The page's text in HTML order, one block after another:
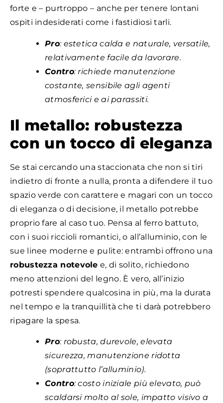
forte e – purtroppo – anche per tenere lontani
ospiti indesiderati come i fastidiosi tarli.
Pro: estetica calda e naturale, versatile,
relativamente facile da lavorare.
Contro: richiede manutenzione
costante, sensibile agli agenti
atmosferici e ai parassiti.
Il metallo: robustezza
con un tocco di eleganza
Se stai cercando una staccionata che non si tiri
indietro di fronte a nulla, pronta a difendere il tuo
spazio verde con carattere e magari con un tocco
di eleganza o di decisione, il metallo potrebbe
proprio fare al caso tuo. Pensa al ferro battuto,
con i suoi riccioli romantici, o all’alluminio, con le
sue linee moderne e pulite: entrambi offrono una
robustezza notevole e, di solito, richiedono
meno attenzioni del legno. È vero, all’inizio
potresti spendere qualcosina in più, ma la durata
nel tempo e la tranquillità che ti darà potrebbero
ripagare la spesa.
Pro: robusta, durevole, elevata
sicurezza, manutenzione ridotta
(soprattutto l’alluminio).
Contro: costo iniziale più elevato, può
scaldarsi molto al sole, impatto visivo a